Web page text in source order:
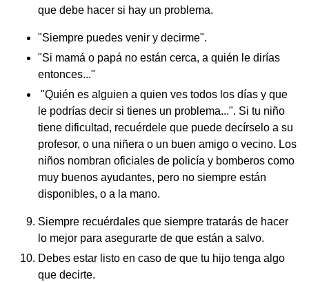
que debe hacer si hay un problema.
"Siempre puedes venir y decirme".
"Si mamá o papá no están cerca, a quién le dirías
entonces..."
"Quién es alguien a quien ves todos los días y que
le podrías decir si tienes un problema...". Si tu niño
tiene dificultad, recuérdele que puede decírselo a su
profesor, o una niñera o un buen amigo o vecino. Los
niños nombran oficiales de policía y bomberos como
muy buenos ayudantes, pero no siempre están
disponibles, o a la mano.
Siempre recuérdales que siempre tratarás de hacer
lo mejor para asegurarte de que están a salvo.
Debes estar listo en caso de que tu hijo tenga algo
que decirte.